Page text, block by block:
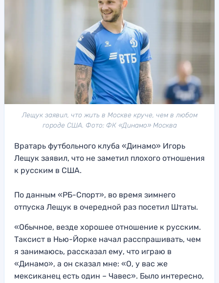
Лещук заявил, что жить в Москве круче, чем в любом
городе США. Фото: ФК «Динамо» Москва
Вратарь футбольного клуба «Динамо» Игорь
Лещук заявил, что не заметил плохого отношения
к русским в США.
По данным «РБ-Спорт», во время зимнего
отпуска Лещук в очередной раз посетил Штаты.
«Обычное, везде хорошее отношение к русским.
Таксист в Нью-Йорке начал расспрашивать, чем
я занимаюсь, рассказал ему, что играю в
«Динамо», а он сказал мне: «О, у вас же
мексиканец есть один – Чавес». Было интересно,